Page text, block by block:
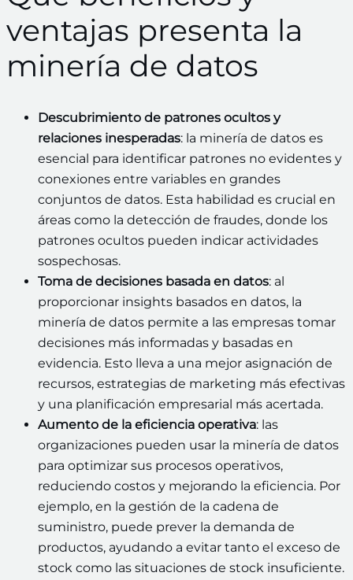
ventajas presenta la
minería de datos
Descubrimiento de patrones ocultos y
relaciones inesperadas: la minería de datos es
esencial para identificar patrones no evidentes y
conexiones entre variables en grandes
conjuntos de datos. Esta habilidad es crucial en
áreas como la detección de fraudes, donde los
patrones ocultos pueden indicar actividades
sospechosas.
Toma de decisiones basada en datos: al
proporcionar insights basados en datos, la
minería de datos permite a las empresas tomar
decisiones más informadas y basadas en
evidencia. Esto lleva a una mejor asignación de
recursos, estrategias de marketing más efectivas
y una planificación empresarial más acertada.
Aumento de la eficiencia operativa: las
organizaciones pueden usar la minería de datos
para optimizar sus procesos operativos,
reduciendo costos y mejorando la eficiencia. Por
ejemplo, en la gestión de la cadena de
suministro, puede prever la demanda de
productos, ayudando a evitar tanto el exceso de
stock como las situaciones de stock insuficiente.